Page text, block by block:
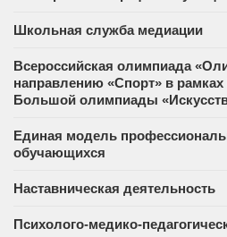
Школьная служба медиации
Всероссийская олимпиада
направлению «Спорт» в рамках
Большой олимпиады
Единая модель
обучающихся
Наставническая деятельность
Психолого-медико-